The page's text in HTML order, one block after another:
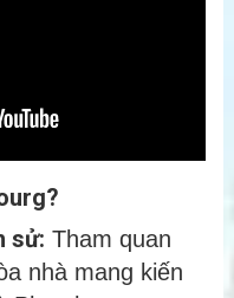
sử: Tham quan
nhà mang kiến